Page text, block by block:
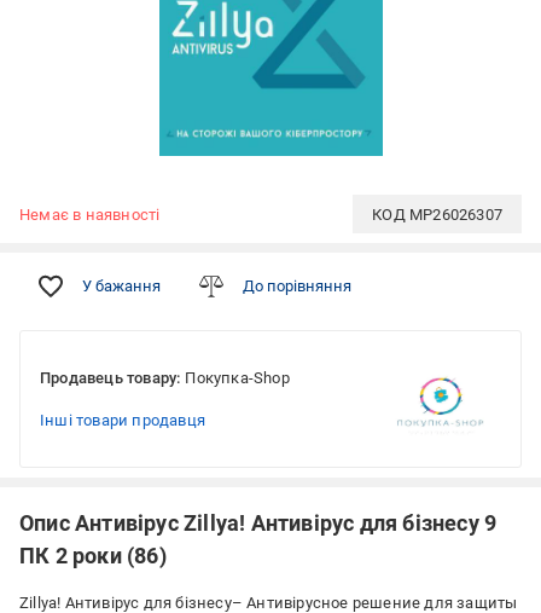
Немає в наявності КОД MP26026307
У бажання До порівняння
Продавець товару: Покупка-Shop
Інші товари продавця
Опис Антивірус Zillya! Антивірус для бізнесу 9
ПК 2 роки (86)
Zillya! Антивірус для бізнесу– Антивірусное решение для защиты